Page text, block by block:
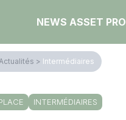
NEWS ASSET PRO
> Intermédiaires
INTERMÉDIAIRES